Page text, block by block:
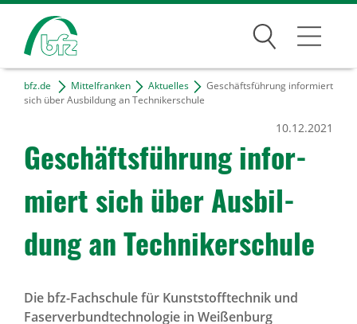
Suchen
Mittelfranken
Kontakt & Anfahrt
Projekte
Freie Tätigkeiten
Bildungsangebote
Für Unternehmen
bfz.de Mittelfranken Aktuelles
Geschäftsführung informiert
sich über Ausbildung an Technikerschule
Geschäfts­füh­rung infor­
miert sich über Ausbil­
dung an Tech­ni­ker­schule
10.12.2021
Die bfz-Fachschule für Kunststofftechnik und
Faserverbundtechnologie in Weißenburg